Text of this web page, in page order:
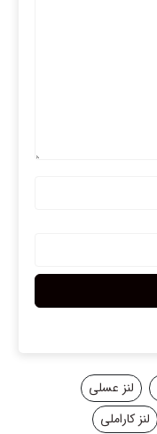
لنز عسلی
لنز کاراملی